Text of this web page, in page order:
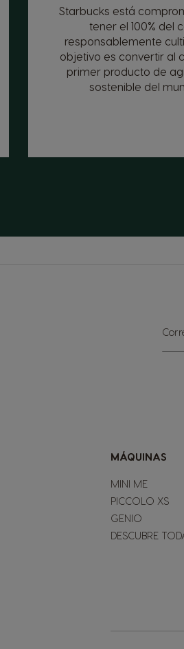
Starbucks está
tener el 100% del
responsablemente
objetivo es convertir al
primer producto de
sostenible del
a
MÁQUINAS
MINI ME
PICCOLO XS
GENIO
DESCUBRE